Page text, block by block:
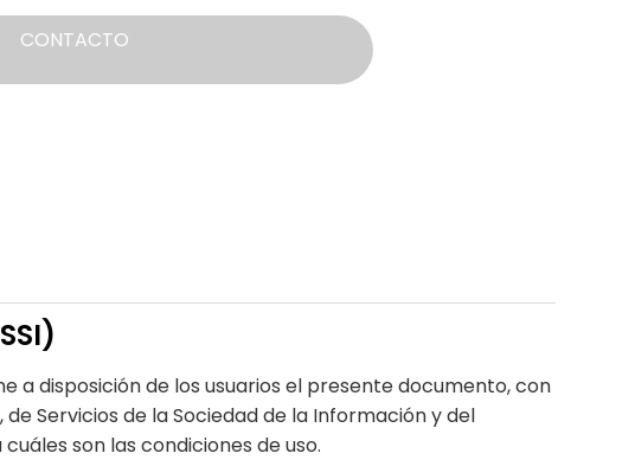
CONTACTO
a disposición de los usuarios el presente documento, con
Servicios de la Sociedad de la Información y del
son las condiciones de uso.